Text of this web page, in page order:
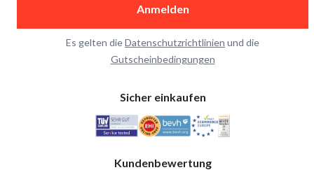
Anmelden
Es gelten dieDatenschutzrichtlinien und die
Gutscheinbedingungen
Sicher einkaufen
Kundenbewertung